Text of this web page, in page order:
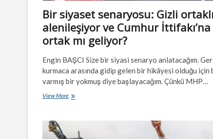
Bir siyaset senaryosu: Gizli
alenileşiyor ve Cumhur
ortak mı geliyor?
Engin BAŞCI Size bir siyasi senaryo anlatacağım.
kurmaca arasında gidip gelen bir hikâyesi olduğu için
varmış bir yokmuş diye başlayacağım. Çünkü MHP…
View MoreBir
ortaklık